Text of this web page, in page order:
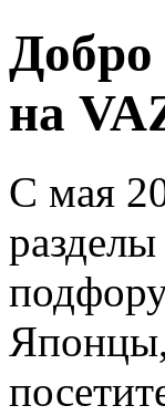
Добро
на
С мая
Японцы,